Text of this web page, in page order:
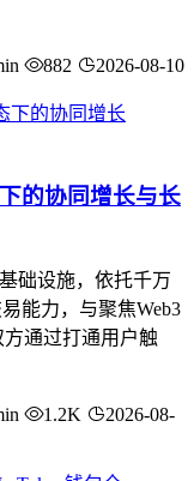
882 2026-08-10
的协同增长与长
础设施，依托千万
能力，与聚焦Web3
通过打通用户触
1.2K
2026-08-